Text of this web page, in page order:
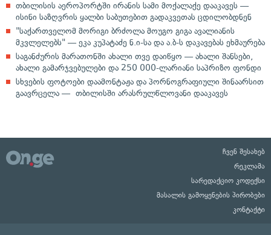
თბილისის აეროპორტში ირანის სამი მოქალაქე დააკავეს —
ისინი საზღვრის ყალბი საბუთებით გადაკვეთას ცდილობდნენ
"საქართველომ მორიგი ბრძოლა მოუგო გიგა ავალიანის
მკვლელებს" — ეკა კუპატაძე ნ.ი-სა და ა.ბ-ს დაკავებას ეხმაურება
საგანძურის მარათონში ახალი თვე დაიწყო — ახალი შანსები,
ახალი გამარჯვებულები და 250 000-ლარიანი საპრიზო ფონდი
სხვების ფოტოები დაამონტაჟა და პორნოგრაფიული შინაარსით
გაავრცელა — თბილისში არასრულწლოვანი დააკავეს
ჩვენ შესახებ
რეკლამა
სარედაქციო კოდექსი
მასალის გამოყენების პირობები
კონტაქტი